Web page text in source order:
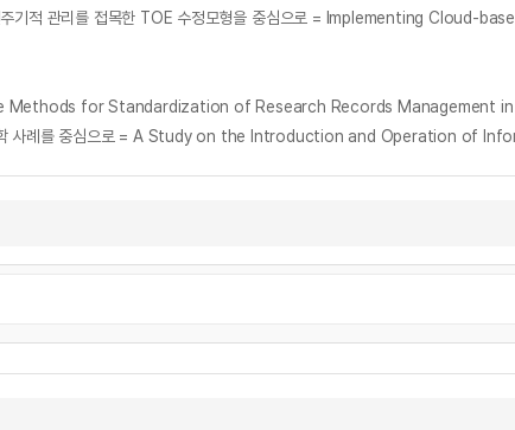
the Methods for Standardization of Research Records